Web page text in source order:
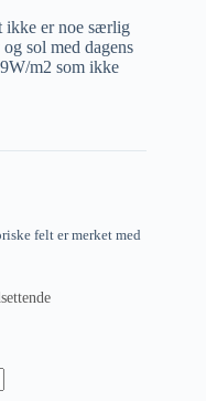
ikke er noe særlig
sol med dagens
m2 som ikke
felt er merket med